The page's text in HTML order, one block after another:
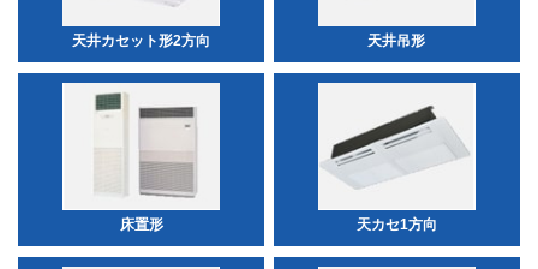
天井カセット形2方向 天井吊形
床置形 天カセ1方向